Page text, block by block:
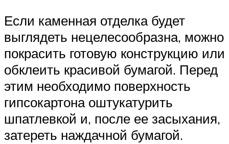
Если каменная отделка будет
выглядеть нецелесообразна, можно
покрасить готовую конструкцию или
обклеить красивой бумагой. Перед
этим необходимо поверхность
гипсокартона оштукатурить
шпатлевкой и, после ее засыхания,
затереть наждачной бумагой.